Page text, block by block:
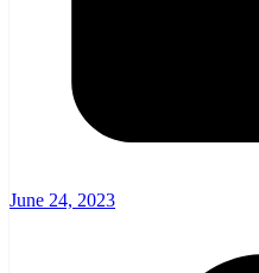
June 24, 2023